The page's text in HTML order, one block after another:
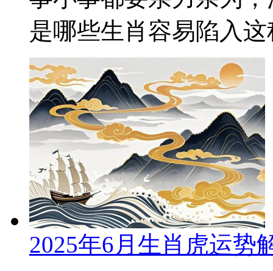
是哪些生肖容易陷入这
2025年6月生肖虎运势